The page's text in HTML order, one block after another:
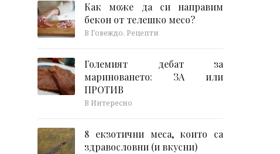
Как може да си направим
бекон от телешко месо?
В Говеждо, Рецепти
Големият дебат за
мариноването: ЗА или
ПРОТИВ
В Интересно
8 екзотични меса, които са
здравословни (и вкусни)